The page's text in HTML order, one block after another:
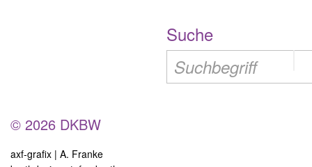
Suche
© 2026 DKBW
axf-grafix | A. Franke